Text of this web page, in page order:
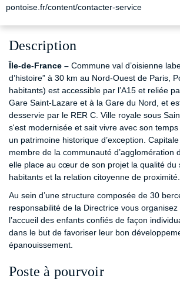
pontoise.fr/content/contacter-service
Description
Île-de-France – Commune val d’oisienne
d’histoire” à 30 km au Nord-Ouest de Paris,
habitants) est accessible par l’A15 et reliée
Gare Saint-Lazare et à la Gare du Nord, et
desservie par le RER C. Ville royale sous
s'est modernisée et sait vivre avec son
un patrimoine historique d’exception.
membre de la communauté d’agglomération
elle place au cœur de son projet la qualité du
habitants et la relation citoyenne de proximité.
Au sein d’une structure composée de 30
responsabilité de la Directrice vous
l’accueil des enfants confiés de façon
dans le but de favoriser leur bon
épanouissement.
Poste à pourvoir